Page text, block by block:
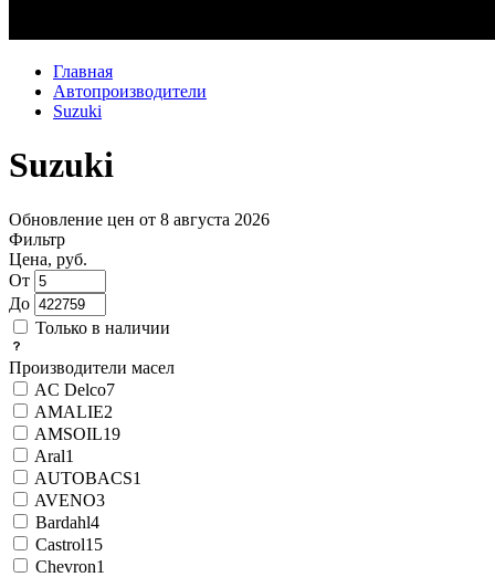
Главная
Автопроизводители
Suzuki
Suzuki
Обновление цен от 8 августа 2026
Фильтр
Цена, руб.
От
До
Только в наличии
Производители масел
AC Delco7
AMALIE2
AMSOIL19
Aral1
AUTOBACS1
AVENO3
Bardahl4
Castrol15
Chevron1